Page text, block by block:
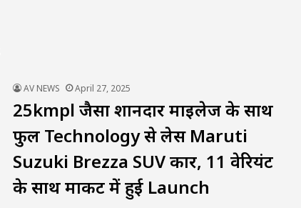
AV NEWS April 27, 2025
25kmpl जैसा शानदार माइलेज के साथ
फुल Technology से लेस Maruti
Suzuki Brezza SUV कार, 11 वेरियंट
के साथ मार्केट में हुई Launch